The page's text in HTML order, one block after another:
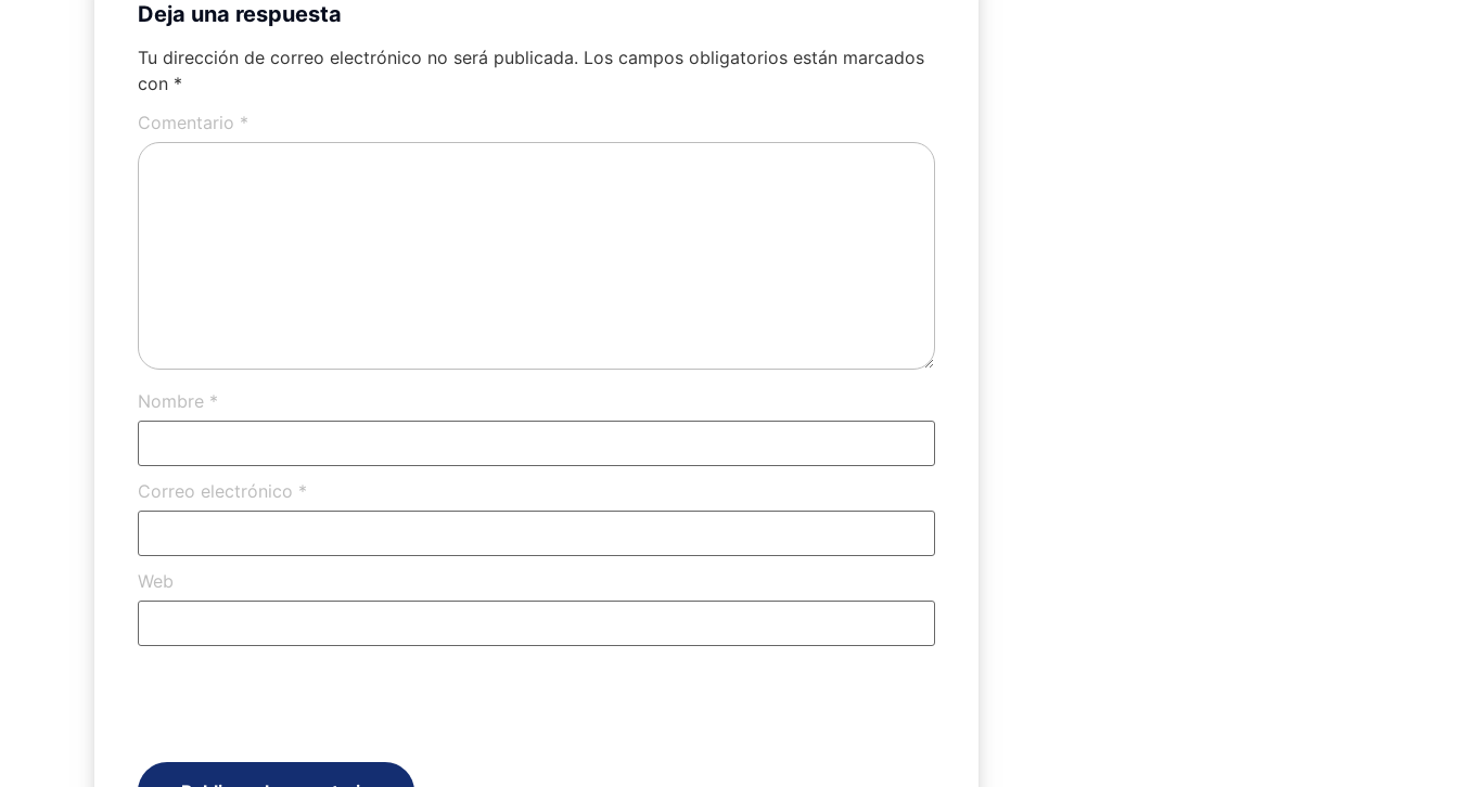
Deja una respuesta
Tu dirección de correo electrónico no será publicada. Los campos obligatorios están marcados
con *
Comentario *
Nombre *
Correo electrónico *
Web